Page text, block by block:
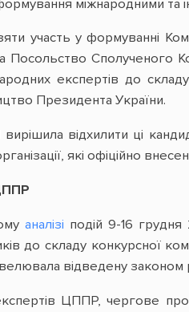
міжнародними та
участь у формуванні
Посольство Сполученого
експертів до
Президента України.
відхилити ці
які офіційно
аналізі подій 9-16
до складу конкурсної
відведену
ЦППР, чергове